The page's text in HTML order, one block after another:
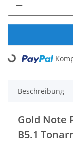
Loading...
Beschreibung
Gold Note
B5.1